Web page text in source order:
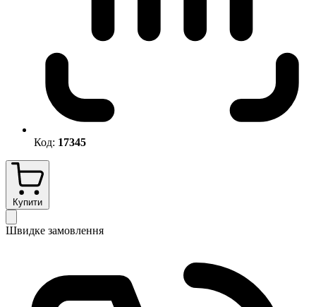
Код: 17345
Купити
Швидке замовлення